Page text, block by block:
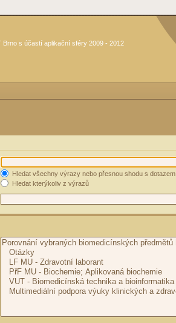
s účastí aplikační sféry 2009 - 2012
Hledat všechny výrazy nebo přesnou shodu s dotazem
Hledat kterýkoliv z výrazů